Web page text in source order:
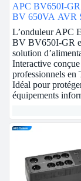
APC BV650I-GR
BV 650VA AVR
230V
L’onduleur APC
BV BV650I-GR
solution
Interactive
professionnels en
Idéal pour
équipements